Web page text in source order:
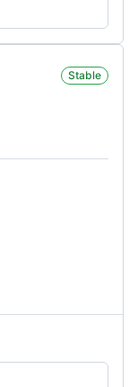
Stable